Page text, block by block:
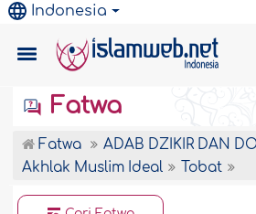
Indonesia
Fatwa
Fatwa
ADAB DZIKIR DAN
Akhlak Muslim Ideal
Tobat